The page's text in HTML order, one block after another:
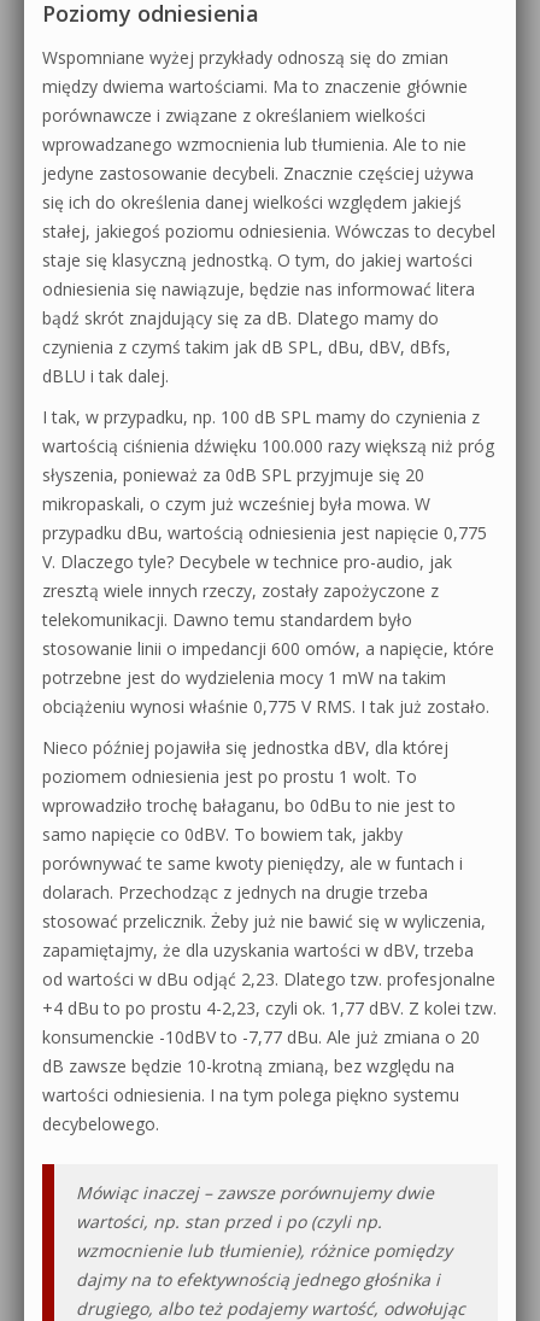
Poziomy odniesienia
Wspomniane wyżej przykłady odnoszą się do zmian
między dwiema wartościami. Ma to znaczenie głównie
porównawcze i związane z określaniem wielkości
wprowadzanego wzmocnienia lub tłumienia. Ale to nie
jedyne zastosowanie decybeli. Znacznie częściej używa
się ich do określenia danej wielkości względem jakiejś
stałej, jakiegoś poziomu odniesienia. Wówczas to decybel
staje się klasyczną jednostką. O tym, do jakiej wartości
odniesienia się nawiązuje, będzie nas informować litera
bądź skrót znajdujący się za dB. Dlatego mamy do
czynienia z czymś takim jak dB SPL, dBu, dBV, dBfs,
dBLU i tak dalej.
I tak, w przypadku, np. 100 dB SPL mamy do czynienia z
wartością ciśnienia dźwięku 100.000 razy większą niż próg
słyszenia, ponieważ za 0dB SPL przyjmuje się 20
mikropaskali, o czym już wcześniej była mowa. W
przypadku dBu, wartością odniesienia jest napięcie 0,775
V. Dlaczego tyle? Decybele w technice pro-audio, jak
zresztą wiele innych rzeczy, zostały zapożyczone z
telekomunikacji. Dawno temu standardem było
stosowanie linii o impedancji 600 omów, a napięcie, które
potrzebne jest do wydzielenia mocy 1 mW na takim
obciążeniu wynosi właśnie 0,775 V RMS. I tak już zostało.
Nieco później pojawiła się jednostka dBV, dla której
poziomem odniesienia jest po prostu 1 wolt. To
wprowadziło trochę bałaganu, bo 0dBu to nie jest to
samo napięcie co 0dBV. To bowiem tak, jakby
porównywać te same kwoty pieniędzy, ale w funtach i
dolarach. Przechodząc z jednych na drugie trzeba
stosować przelicznik. Żeby już nie bawić się w wyliczenia,
zapamiętajmy, że dla uzyskania wartości w dBV, trzeba
od wartości w dBu odjąć 2,23. Dlatego tzw. profesjonalne
+4 dBu to po prostu 4-2,23, czyli ok. 1,77 dBV. Z kolei tzw.
konsumenckie -10dBV to -7,77 dBu. Ale już zmiana o 20
dB zawsze będzie 10-krotną zmianą, bez względu na
wartości odniesienia. I na tym polega piękno systemu
decybelowego.
Mówiąc inaczej – zawsze porównujemy dwie
wartości, np. stan przed i po (czyli np.
wzmocnienie lub tłumienie), różnice pomiędzy
dajmy na to efektywnością jednego głośnika i
drugiego, albo też podajemy wartość, odwołując